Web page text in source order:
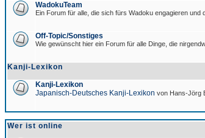
WadokuTeam
Ein Forum für alle, die sich fürs Wadoku engagieren und
Off-Topic/Sonstiges
Wie gewünscht hier ein Forum für alle Dinge, die
Kanji-Lexikon
Kanji-Lexikon
Japanisch-Deutsches Kanji-Lexikon von Hans-Jörg
Wer ist online